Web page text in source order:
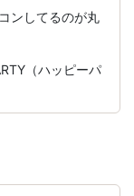
ンしてるのが丸
（ハッピーパ